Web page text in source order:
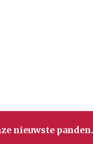
nieuwste panden.